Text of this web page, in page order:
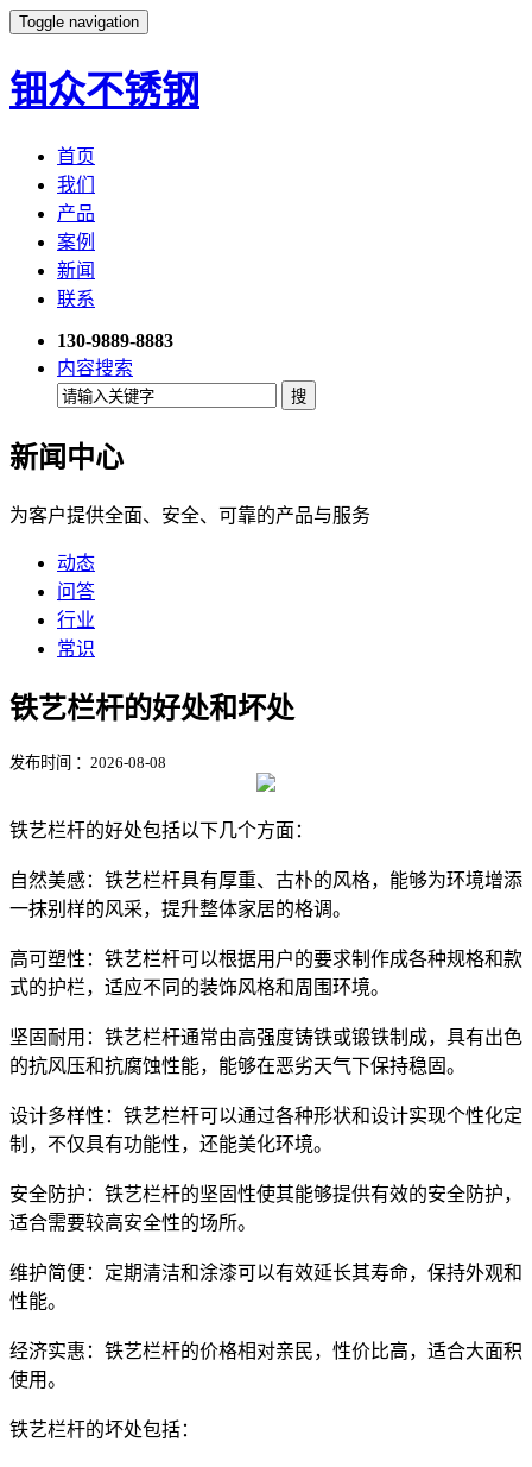
Toggle navigation
钿众不锈钢
首页
我们
产品
案例
新闻
联系
130-9889-8883
内容搜索
新闻中心
为客户提供全面、安全、可靠的产品与服务
动态
问答
行业
常识
铁艺栏杆的好处和坏处
发布时间 ：2026-08-08
铁艺栏杆的好处‌包括以下几个方面：
‌自然美感‌：铁艺栏杆具有厚重、古朴的风格，能够为环境增添
一抹别样的风采，提升整体家居的格调‌。
‌高可塑性‌：铁艺栏杆可以根据用户的要求制作成各种规格和款
式的护栏，适应不同的装饰风格和周围环境‌。
‌坚固耐用‌：铁艺栏杆通常由高强度铸铁或锻铁制成，具有出色
的抗风压和抗腐蚀性能，能够在恶劣天气下保持稳固‌。
‌设计多样性‌：铁艺栏杆可以通过各种形状和设计实现个性化定
制，不仅具有功能性，还能美化环境‌。
‌安全防护‌：铁艺栏杆的坚固性使其能够提供有效的安全防护，
适合需要较高安全性的场所‌。
‌维护简便‌：定期清洁和涂漆可以有效延长其寿命，保持外观和
性能‌。
‌经济实惠‌：铁艺栏杆的价格相对亲民，性价比高，适合大面积
使用‌。
‌铁艺栏杆的坏处‌包括：